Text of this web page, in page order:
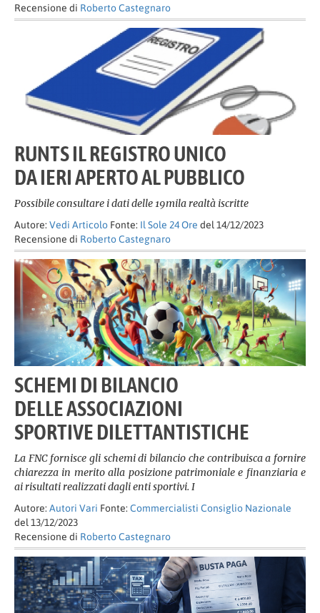
Recensione di Roberto Castegnaro
RUNTS IL REGISTRO UNICO
DA IERI APERTO AL PUBBLICO
Possibile consultare i dati delle 19mila realtà iscritte
Autore: Vedi Articolo Fonte: Il Sole 24 Ore del 14/12/2023
Recensione di Roberto Castegnaro
SCHEMI DI BILANCIO
DELLE ASSOCIAZIONI
SPORTIVE DILETTANTISTICHE
La FNC fornisce gli schemi di bilancio che contribuisca a fornire
chiarezza in merito alla posizione patrimoniale e finanziaria e
ai risultati realizzati dagli enti sportivi. I
Autore: Autori Vari Fonte: Commercialisti Consiglio Nazionale
del 13/12/2023
Recensione di Roberto Castegnaro